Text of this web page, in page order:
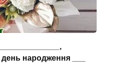
народження ___